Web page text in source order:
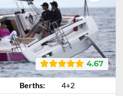
4.67
Berths:
4+2